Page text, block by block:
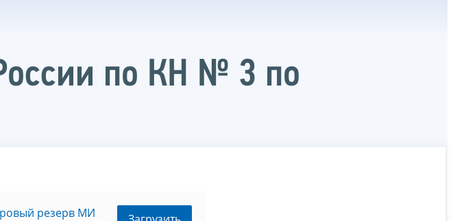
по КН № 3 по
резерв МИ